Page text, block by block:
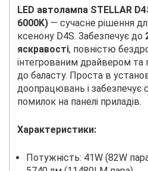
LED автолампа STELLAR
6000K) — сучасне рішення
ксенону D4S. Забезпечує до
яскравості, повністю
інтегрованим драйвером
до баласту. Проста в
доопрацювань і забезпечує
помилок на панелі приладів.
Характеристики:
Потужність: 41W (82W